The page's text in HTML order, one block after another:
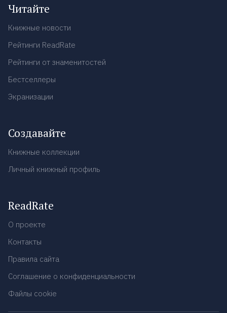
Читайте
Книжные новости
Рейтинги ReadRate
Рейтинги от знаменитостей
Бестселлеры
Экранизации
Создавайте
Книжные коллекции
Личный книжный профиль
ReadRate
О проекте
Контакты
Правила сайта
Соглашение о конфиденциальности
Файлы cookie